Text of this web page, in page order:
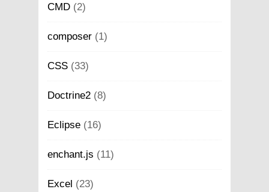
CMD (2)
composer (1)
CSS (33)
Doctrine2 (8)
Eclipse (16)
enchant.js (11)
Excel (23)